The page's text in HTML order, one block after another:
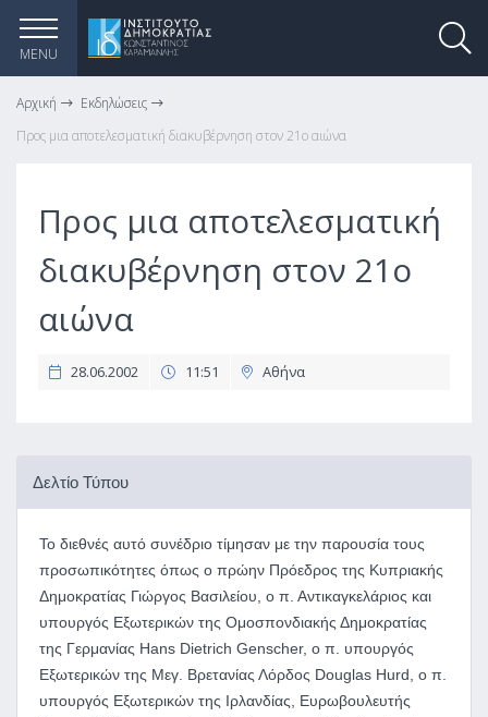
MENU
Αρχική
Εκδηλώσεις
Προς μια αποτελεσματική διακυβέρνηση στον 21ο αιώνα
Προς μια αποτελεσματική
διακυβέρνηση στον 21ο
αιώνα
28.06.2002 11:51 Αθήνα
Δελτίο Τύπου
Το διεθνές αυτό συνέδριο τίμησαν με την παρουσία τους
προσωπικότητες όπως ο πρώην Πρόεδρος της Κυπριακής
Δημοκρατίας Γιώργος Βασιλείου, ο π. Αντικαγκελάριος και
υπουργός Εξωτερικών της Ομοσπονδιακής Δημοκρατίας
της Γερμανίας Hans Dietrich Genscher, ο π. υπουργός
Εξωτερικών της Μεγ. Βρετανίας Λόρδος Douglas Hurd, ο π.
υπουργός Εξωτερικών της Ιρλανδίας, Ευρωβουλευτής